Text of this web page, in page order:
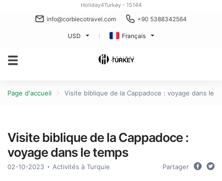
Holiday4Turkey - 15144
info@corbiecotravel.com +90 5388342564
USD Français
Page d'accueil Visite biblique de la Cappadoce : voyage dans le
Visite biblique de la Cappadoce :
voyage dans le temps
02-10-2023 Activités à Turquie Partager